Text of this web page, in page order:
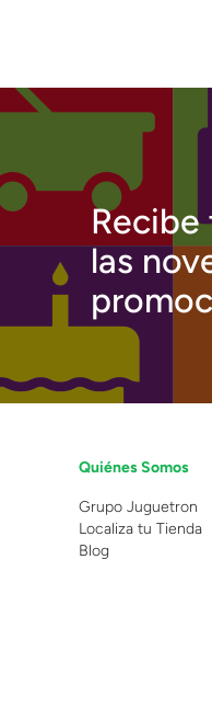
Recibe
las
Quiénes Somos
Grupo Juguetron
Localiza tu Tienda
Blog